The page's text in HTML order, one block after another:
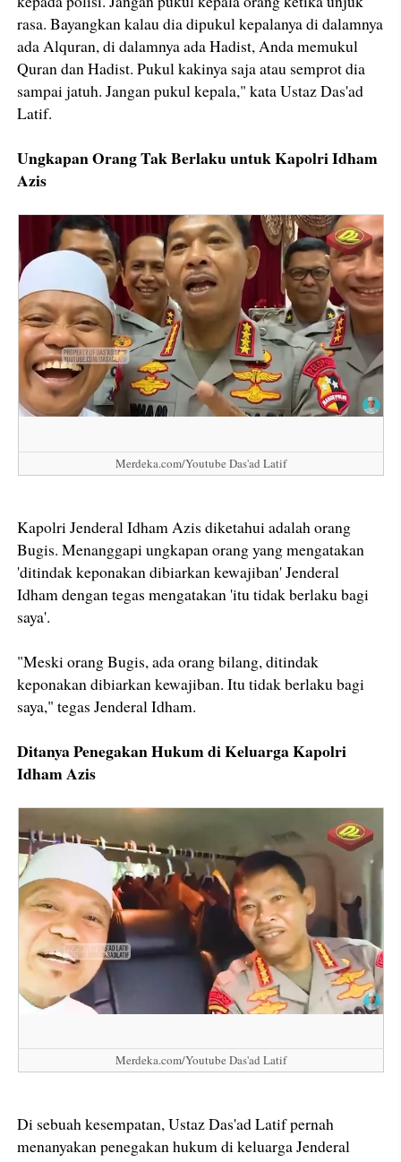
rasa. Bayangkan kalau dia dipukul kepalanya di dalamnya
ada Alquran, di dalamnya ada Hadist, Anda memukul
Quran dan Hadist. Pukul kakinya saja atau semprot dia
sampai jatuh. Jangan pukul kepala," kata Ustaz Das'ad
Latif.
Ungkapan Orang Tak Berlaku untuk Kapolri Idham
Azis
Merdeka.com/Youtube Das'ad Latif
Kapolri Jenderal Idham Azis diketahui adalah orang
Bugis. Menanggapi ungkapan orang yang mengatakan
'ditindak keponakan dibiarkan kewajiban' Jenderal
Idham dengan tegas mengatakan 'itu tidak berlaku bagi
saya'.
"Meski orang Bugis, ada orang bilang, ditindak
keponakan dibiarkan kewajiban. Itu tidak berlaku bagi
saya," tegas Jenderal Idham.
Ditanya Penegakan Hukum di Keluarga Kapolri
Idham Azis
Merdeka.com/Youtube Das'ad Latif
Di sebuah kesempatan, Ustaz Das'ad Latif pernah
menanyakan penegakan hukum di keluarga Jenderal